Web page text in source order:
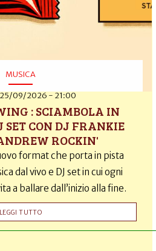
MUSICA
09/2026 - 21:00
: SCIAMBOLA IN
SET CON DJ FRANKIE
ROCKIN'
format che porta in pista
dal vivo e DJ set in cui ogni
a ballare dall’inizio alla fine.
LEGGI TUTTO